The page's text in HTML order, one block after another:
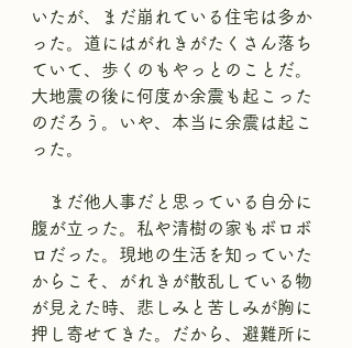
いたが、まだ崩れている住宅は多か
った。道にはがれきがたくさん落ち
ていて、歩くのもやっとのことだ。
大地震の後に何度か余震も起こった
のだろう。いや、本当に余震は起こ
った。
まだ他人事だと思っている自分に
腹が立った。私や清樹の家もボロボ
ロだった。現地の生活を知っていた
からこそ、がれきが散乱している物
が見えた時、悲しみと苦しみが胸に
押し寄せてきた。だから、避難所に